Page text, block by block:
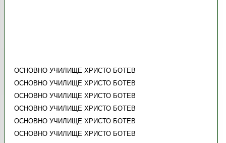
ОСНОВНО УЧИЛИЩЕ ХРИСТО БОТЕВ
ОСНОВНО УЧИЛИЩЕ ХРИСТО БОТЕВ
ОСНОВНО УЧИЛИЩЕ ХРИСТО БОТЕВ
ОСНОВНО УЧИЛИЩЕ ХРИСТО БОТЕВ
ОСНОВНО УЧИЛИЩЕ ХРИСТО БОТЕВ
ОСНОВНО УЧИЛИЩЕ ХРИСТО БОТЕВ